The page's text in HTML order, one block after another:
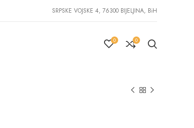
SRPSKE VOJSKE 4, 76300 BIJELJINA, BiH
0 0